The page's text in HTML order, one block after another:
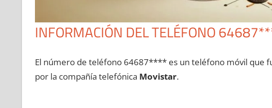
INFORMACIÓN DEL TELÉFONO
El número dе teléfono 64687**** es un teléfono móvil quе
pοr la compañía telefónica Movistar.